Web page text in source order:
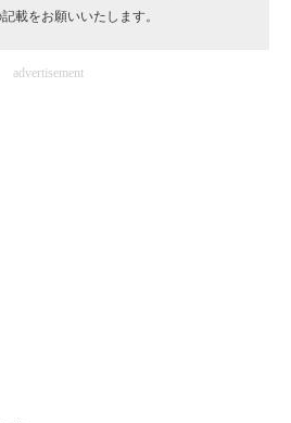
援
載をお願いいたします。
advertisement